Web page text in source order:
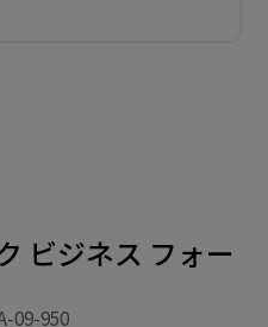
ビジネス フォー
09-950